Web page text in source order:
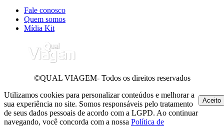
Fale conosco
Quem somos
Mídia Kit
©QUAL VIAGEM- Todos os direitos reservados
Utilizamos cookies para personalizar conteúdos e melhorar a
sua experiência no site. Somos responsáveis pelo tratamento
de seus dados pessoais de acordo com a LGPD. Ao continuar
navegando, você concorda com a nossa Política de
Aceito